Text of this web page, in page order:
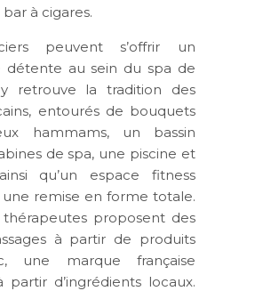
à cigares.
peuvent s’offrir un
détente au sein du spa de
y retrouve la tradition des
entourés de bouquets
hammams, un bassin
de spa, une piscine et
qu’un espace fitness
une remise en forme totale.
thérapeutes proposent des
à partir de produits
une marque française
partir d’ingrédients locaux.